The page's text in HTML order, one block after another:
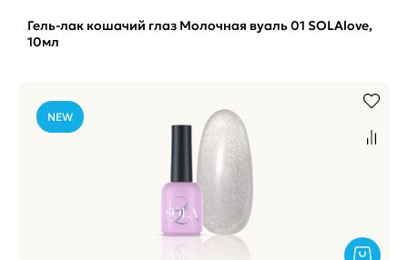
Гель-лак кошачий глаз Молочная вуаль 01 SOLAlove,
10мл
NEW